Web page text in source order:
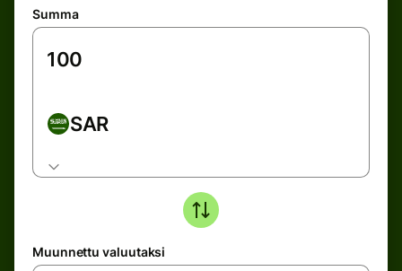
Summa
SAR
Muunnettu valuutaksi